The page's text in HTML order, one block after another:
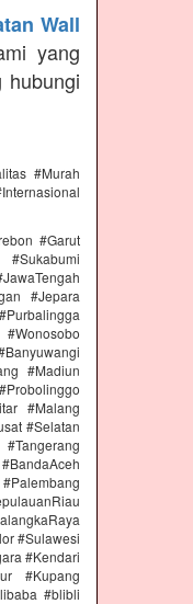
Wall
yang
hubungi
#Murah
#Garut
#Jepara
#Madiun
#Malang
#Selatan
#Sulawesi
#Kendari
#Kupang
#blibli